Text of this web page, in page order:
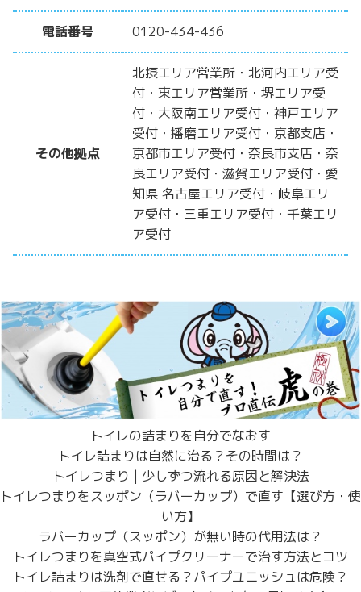
電話番号 0120-434-436
その他拠点
北摂エリア営業所・北河内エリア受
付・東エリア営業所・堺エリア受
付・大阪南エリア受付・神戸エリア
受付・播磨エリア受付・京都支店・
京都市エリア受付・奈良市支店・奈
良エリア受付・滋賀エリア受付・愛
知県 名古屋エリア受付・岐阜エリ
ア受付・三重エリア受付・千葉エリ
ア受付
トイレの詰まりを自分でなおす
トイレ詰まりは自然に治る？その時間は？
トイレつまり | 少しずつ流れる原因と解決法
トイレつまりをスッポン（ラバーカップ）で直す【選び方・使
い方】
ラバーカップ（スッポン）が無い時の代用法は？
トイレつまりを真空式パイプクリーナーで治す方法とコツ
トイレ詰まりは洗剤で直せる？パイプユニッシュは危険？